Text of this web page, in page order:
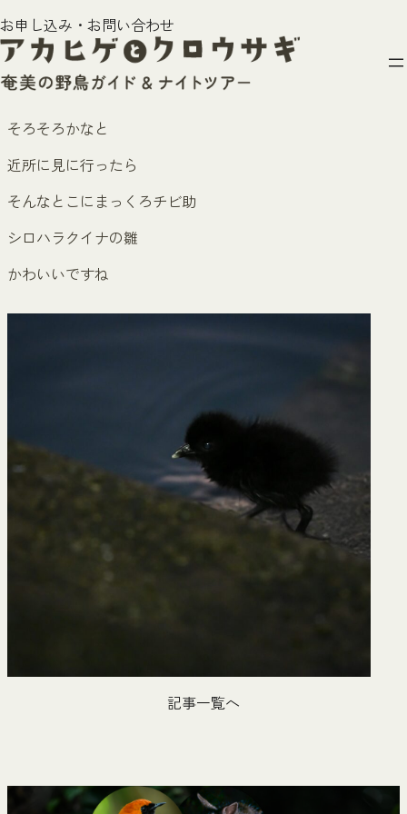
内
容
を
ス
ッ
お申し込み・お問い合わせ
シロハラクイナ巣立ち雛
2025年7月25日
ある日の午後7時半すぎ
そろそろかなと
近所に見に行ったら
そんなとこにまっくろチビ助
シロハラクイナの雛
かわいいですね
記事一覧へ